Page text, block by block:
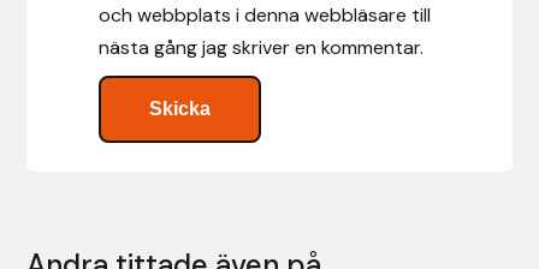
och webbplats i denna webbläsare till
nästa gång jag skriver en kommentar.
Mias Ridsport
Mountain Horse